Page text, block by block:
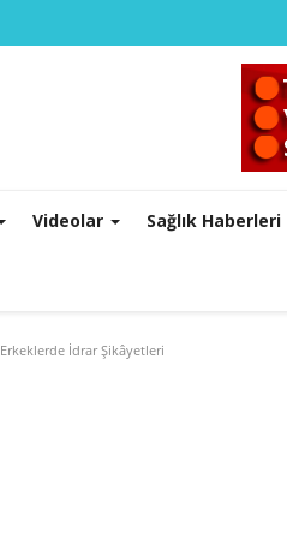
Videolar Sağlık Haberleri
Erkeklerde İdrar Şikâyetleri